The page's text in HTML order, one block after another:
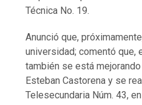
Técnica No. 19.
Anunció que,
universidad; comentó que,
también se está
Esteban Castorena y se
Telesecundaria Núm. 43,